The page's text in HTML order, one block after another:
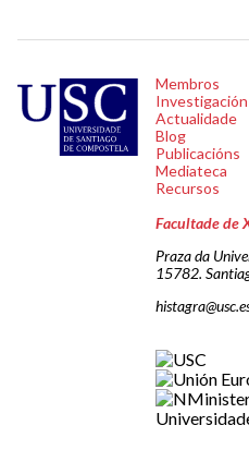
Membros
Investigación
Actualidade
Blog
Publicacións
Mediateca
Recursos
Facultade de
Praza da
15782.